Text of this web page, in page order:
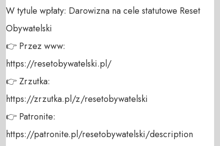
W tytule wpłaty: Darowizna na cele statutowe Reset
Obywatelski
👉 Przez www:
https://resetobywatelski.pl/
👉 Zrzutka:
https://zrzutka.pl/z/resetobywatelski
👉 Patronite:
https://patronite.pl/resetobywatelski/description